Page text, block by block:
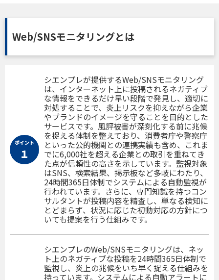
Web/SNSモニタリングとは
ポイント
１
シエンプレが提供するWeb/SNSモニタリング
は、インターネット上に投稿されるネガティブ
な情報をできるだけ早い段階で発見し、適切に
対処することで、炎上リスクを抑えながら企業
やブランドのイメージを守ることを目的とした
サービスです。風評被害が深刻化する前に兆候
を捉える体制を整えており、消費者庁や警察庁
といった公的機関との連携実績も含め、これま
でに6,000社を超える企業との取引を重ねてき
た点が信頼性の高さを示しています。監視対象
はSNS、検索結果、掲示板など多岐にわたり、
24時間365日体制でシステムによる自動監視が
行われています。さらに、専門知識を持つコン
サルタントが投稿内容を精査し、単なる検知に
とどまらず、状況に応じた初動対応の方針につ
いても提案を行う仕組みです。
シエンプレのWeb/SNSモニタリングは、ネッ
ト上のネガティブな投稿を24時間365日体制で
監視し、炎上の兆候をいち早く捉える仕組みを
持っています。システムによる自動アラートに